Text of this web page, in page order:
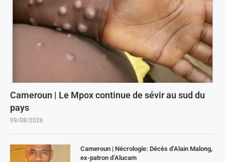
Cameroun | Le Mpox continue de sévir au sud du
pays
09/08/2026
Cameroun | Nécrologie: Décès d’Alain Malong,
ex-patron d’Alucam